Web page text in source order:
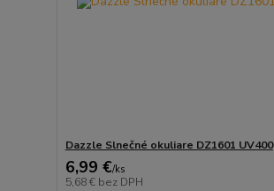
Dazzle Slnečné okuliare DZ1601 UV400
6,99 €/ks
5,68 € bez DPH